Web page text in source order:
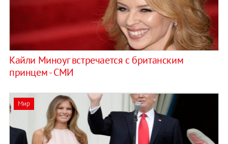
Кайли Миноуг встречается с британским
принцем - СМИ
Мир